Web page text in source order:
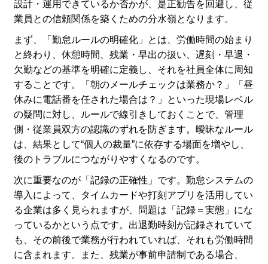
設計・運用できているか否かが、是正勧告を回避し、従
業員との信頼関係を築くための分水嶺となります。
まず、「勤怠ルールの明確化」とは、労働時間の始まり
と終わり、休憩時間、残業・早出の扱い、遅刻・早退・
欠勤などの基準を明確に定義し、それを社員全体に周知
することです。「朝のメールチェックは業務か？」「昼
休みに電話番を任された場合は？」といった現場レベル
の疑問に対し、ルールで線引きしておくことで、管理
側・従業員双方の認識のずれを防ぎます。曖昧なルール
は、結果として“個人の裁量”に依存する場面を増やし、
後のトラブルにつながりやすくなるのです。
次に重要なのが「記録の正確性」です。勤怠システムの
導入によって、タイムカードや打刻アプリを活用してい
る企業は多く見られますが、問題は「記録＝実態」にな
っているかという点です。出退勤時刻が記録されていて
も、その前後で業務が行われていれば、それも労働時間
に含まれます。また、残業が事前申請制である場合、